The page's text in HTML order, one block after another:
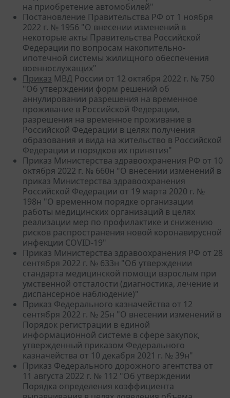
на приобретение автомобилей"
Постановление Правительства РФ от 1 ноября
2022 г. № 1956 "О внесении изменений в
некоторые акты Правительства Российской
Федерации по вопросам накопительно-
ипотечной системы жилищного обеспечения
военнослужащих"
Приказ МВД России от 12 октября 2022 г. № 750
"Об утверждении форм решений об
аннулировании разрешения на временное
проживание в Российской Федерации,
разрешения на временное проживание в
Российской Федерации в целях получения
образования и вида на жительство в Российской
Федерации и порядков их принятия"
Приказ Министерства здравоохранения РФ от 10
октября 2022 г. № 660н "О внесении изменений в
приказ Министерства здравоохранения
Российской Федерации от 19 марта 2020 г. №
198н "О временном порядке организации
работы медицинских организаций в целях
реализации мер по профилактике и снижению
рисков распространения новой коронавирусной
инфекции COVID-19"
Приказ Министерства здравоохранения РФ от 28
сентября 2022 г. № 633н "Об утверждении
стандарта медицинской помощи взрослым при
умственной отсталости (диагностика, лечение и
диспансерное наблюдение)"
Приказ Федерального казначейства от 12
сентября 2022 г. № 25н "О внесении изменений в
Порядок регистрации в единой
информационной системе в сфере закупок,
утвержденный приказом Федерального
казначейства от 10 декабря 2021 г. № 39н"
Приказ Федерального дорожного агентства от
11 августа 2022 г. № 112 "Об утверждении
Порядка определения коэффициента